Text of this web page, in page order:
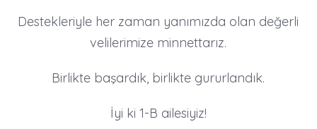
Destekleriyle her zaman yanımızda olan değerli
velilerimize minnettarız.
Birlikte başardık, birlikte gururlandık.
İyi ki 1-B ailesiyiz!